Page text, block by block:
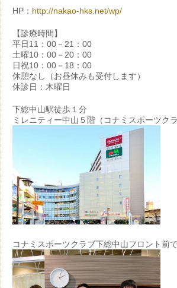
HP： http://nakao-hks.net/wp/
【診療時間】
平日11：00－21：00
土曜10：00－20：00
日祝10：00－18：00
休憩なし（お昼休みも受付します）
休診日：木曜日
下総中山駅徒歩１分
ミレニティー中山５階（コナミスポーツク
コナミスポーツクラブ下総中山フロント前で